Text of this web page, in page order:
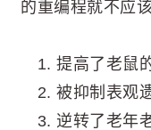
的重编程就不应
提高了老鼠
被抑制表观
逆转了老年